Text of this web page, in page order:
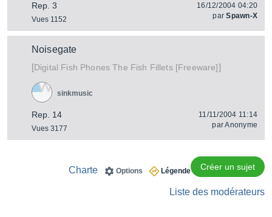
Rep. 3
Vues 1152
16/12/2004 04:20
parSpawn-X
Noisegate
[Digital Fish Phones The Fish Fillets [Freeware]]
Rep. 14
Vues 3177
sinkmusic
11/11/2004 11:14
parAnonyme
Créer un sujet
Légende
Options
Charte
Liste des modérateurs